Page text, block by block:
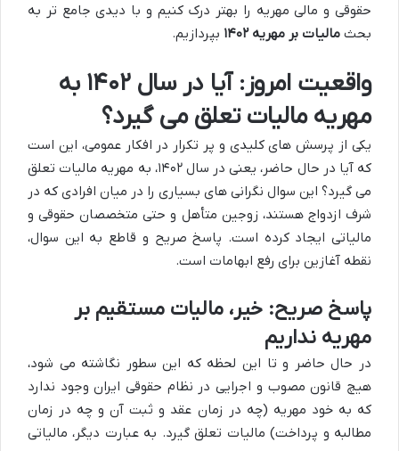
حقوقی و مالی مهریه را بهتر درک کنیم و با دیدی جامع تر به
بحث مالیات بر مهریه ۱۴۰۲ بپردازیم.
واقعیت امروز: آیا در سال ۱۴۰۲ به
مهریه مالیات تعلق می گیرد؟
یکی از پرسش های کلیدی و پر تکرار در افکار عمومی، این است
که آیا در حال حاضر، یعنی در سال ۱۴۰۲، به مهریه مالیات تعلق
می گیرد؟ این سوال نگرانی های بسیاری را در میان افرادی که در
شرف ازدواج هستند، زوجین متأهل و حتی متخصصان حقوقی و
مالیاتی ایجاد کرده است. پاسخ صریح و قاطع به این سوال،
نقطه آغازین برای رفع ابهامات است.
پاسخ صریح: خیر، مالیات مستقیم بر
مهریه نداریم
در حال حاضر و تا این لحظه که این سطور نگاشته می شود،
هیچ قانون مصوب و اجرایی در نظام حقوقی ایران وجود ندارد
که به خود مهریه (چه در زمان عقد و ثبت آن و چه در زمان
مطالبه و پرداخت) مالیات تعلق گیرد. به عبارت دیگر، مالیاتی